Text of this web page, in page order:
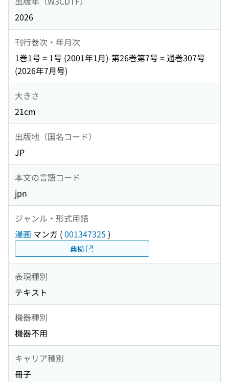
2026
刊行巻次・年月次
1巻1号 = 1号 (2001年1月)-第26巻第7号 = 通巻307号
(2026年7月号)
大きさ
21cm
出版地（国名コード）
JP
本文の言語コード
jpn
ジャンル・形式用語
漫画 マンガ (001347325 )
典拠
表現種別
テキスト
機器種別
機器不用
キャリア種別
冊子